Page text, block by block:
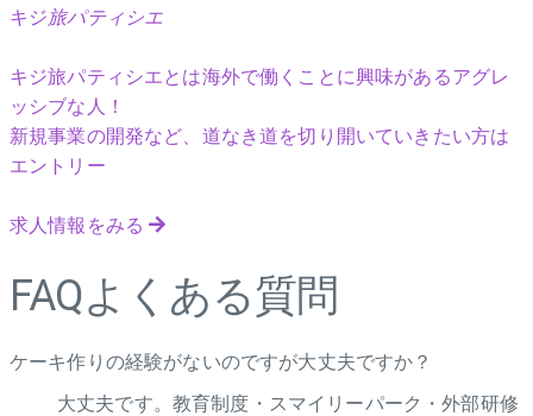
キジ旅パティシエ
キジ旅パティシエとは海外で働くことに興味があるアグレ
ッシブな人！
新規事業の開発など、道なき道を切り開いていきたい方は
エントリー
求人情報をみる
FAQよくある質問
ケーキ作りの経験がないのですが大丈夫ですか？
大丈夫です。教育制度・スマイリーパーク・外部研修